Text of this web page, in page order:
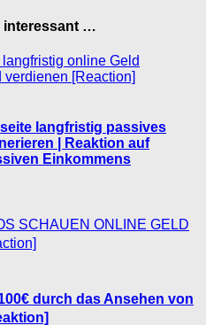
interessant …
langfristig passives
| Reaktion auf
Einkommens
durch das Ansehen von